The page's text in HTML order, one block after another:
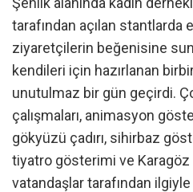
tarafından açılan stantlarda
ziyaretçilerin beğenisine
kendileri için hazırlanan
unutulmaz bir gün geçirdi.
çalışmaları, animasyon
gökyüzü çadırı, sihirbaz
tiyatro gösterimi ve
vatandaşlar tarafından